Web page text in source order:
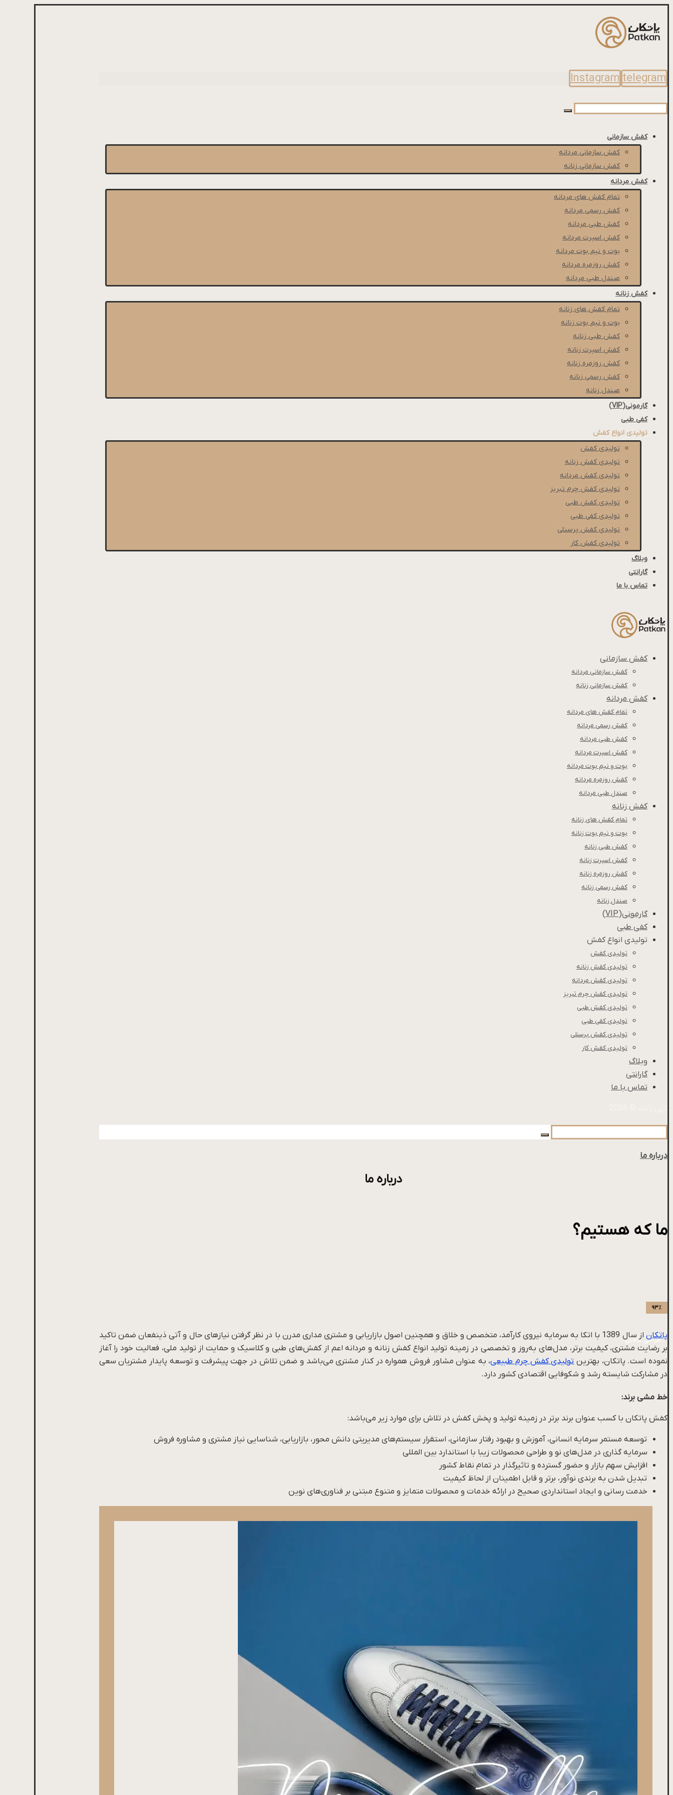
Instagram telegram
کفش سازمانی
کفش سازمانی مردانه
کفش سازمانی زنانه
کفش مردانه
تمام کفش های مردانه
کفش رسمی مردانه
کفش طبی مردانه
كفش اسپرت مردانه
بوت و نیم بوت مردانه
کفش روزمره مردانه
صندل طبی مردانه
کفش زنانه
تمام کفش های زنانه
بوت و نیم بوت زنانه
کفش طبی زنانه
کفش اسپرت زنانه
کفش روزمره زنانه
کفش رسمی زنانه
صندل زنانه
گارمونی(VIP)
کفی طبی
تولیدی انواع کفش
تولیدی کفش
تولیدی کفش زنانه
تولیدی کفش مردانه
تولیدی کفش چرم تبریز
تولیدی کفش طبی
تولیدی کفی طبی
تولیدی کفش پرسنلی
تولیدی کفش کار
وبلاگ
گارانتی
تماس با ما
کفش سازمانی
کفش سازمانی مردانه
کفش سازمانی زنانه
کفش مردانه
تمام کفش های مردانه
کفش رسمی مردانه
کفش طبی مردانه
كفش اسپرت مردانه
بوت و نیم بوت مردانه
کفش روزمره مردانه
صندل طبی مردانه
کفش زنانه
تمام کفش های زنانه
بوت و نیم بوت زنانه
کفش طبی زنانه
کفش اسپرت زنانه
کفش روزمره زنانه
کفش رسمی زنانه
صندل زنانه
گارمونی(VIP)
کفی طبی
تولیدی انواع کفش
تولیدی کفش
تولیدی کفش زنانه
تولیدی کفش مردانه
تولیدی کفش چرم تبریز
تولیدی کفش طبی
تولیدی کفی طبی
تولیدی کفش پرسنلی
تولیدی کفش کار
وبلاگ
گارانتی
تماس با ما
درباره ما
درباره ما
ما که هستیم؟
۹۳٪
طراحی داخلی
پاتکان
از سال 1389 با اتکا به سرمایه نیروی کارآمد، متخصص و خلاق و همچنین اصول بازاریابی و مشتری مداری مدرن با در نظر گرفتن نیازهای حال و آتی ذینفعان ضمن تاکید
بر رضایت مشتری، کیفیت برتر، مدل‌های به‌روز و تخصصی در زمینه تولید انواع کفش زنانه و مردانه اعم از کفش‌های طبی و کلاسیک و حمایت از تولید ملی، فعالیت خود را آغاز
نموده است. پاتکان، بهترین تولیدی کفش چرم طبیعی، به عنوان مشاور فروش همواره در کنار مشتری می‌باشد و ضمن تلاش در جهت پیشرفت و توسعه پایدار مشتریان سعی
در مشارکت شایسته رشد و شکوفایی اقتصادی کشور دارد.
خط مشی برند:
کفش پاتکان با کسب عنوان برند برتر در زمینه تولید و پخش کفش در تلاش برای موارد زیر می‌باشد:
توسعه مستمر سرمایه انسانی، آموزش و بهبود رفتار سازمانی، استقرار سیستم‌های مدیریتی دانش محور، بازاریابی، شناسایی نیاز مشتری و مشاوره فروش
سرمایه گذاری در مدل‌های نو و طراحی محصولات زیبا با استاندارد بین المللی
افزایش سهم بازار و حضور گسترده و تاثیرگذار در تمام نقاط کشور
تبدیل شدن به برندی نوآور، برتر و قابل اطمینان از لحاظ کیفیت
خدمت رسانی و ایجاد استانداردی صحیح در ارائه خدمات و محصولات متمایز و متنوع مبتنی بر فناوری‌های نوین